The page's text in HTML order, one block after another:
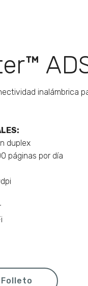
inalámbrica
duplex
páginas por día
Folleto